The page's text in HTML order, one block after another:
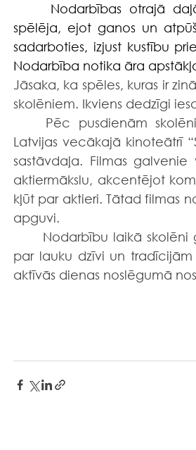
Nodarbības otrajā
spēlēja, ejot ganos un
sadarboties, izjust kustību
Nodarbība notika āra
Jāsaka, ka spēles, kuras ir
skolēniem. Ikviens dedzīgi
Latvijas vecākajā kinoteātrī
sastāvdaļa. Filmas
aktiermākslu, akcentējot
kļūt par aktieri. Tātad filmas
apguvi.
par lauku dzīvi un
aktīvās dienas noslēgumā